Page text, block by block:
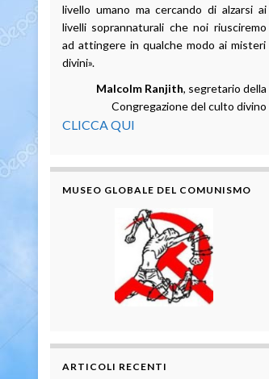
livello umano ma cercando di alzarsi ai
livelli soprannaturali che noi riusciremo
ad attingere in qualche modo ai misteri
divini».
Malcolm Ranjith, segretario della
Congregazione del culto divino
CLICCA QUI
MUSEO GLOBALE DEL COMUNISMO
ARTICOLI RECENTI